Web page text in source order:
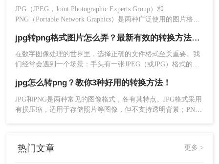
富的图片；而PNG是一种无损压缩格式，支持透明背景，适合
保存需要高质量和透明度的图片。那么jpg如何转png格式呢？
本文将为您介绍几种简单有效的方法，帮助您轻松将JPG格式
的图片转换为PNG格式。
JPG（JPEG，Joint Photographic Experts Group）和
PNG（Portable Network Graphics）是两种广泛使用的图片格
支持有损压缩，能在保持较好图像质量的同时减小文件大小。
而PNG则常用于需要透明背景或无损压缩的场合。那么jpg如何
转换为png呢？，以下是一些方法和步骤。
jpg转png格式图片怎么弄？最新有效的转换方法终极指南！
在数字图像处理的世界里，选择正确的文件格式至关重要。我
们经常会遇到一个场景：手头有一张JPEG（或JPG）格式的图
必须将其转换为PNG格式。虽然听起来简单，但不同的转换方
法在便捷性、质量和控制力上差异巨大。那么jpg转png格式图
片怎么弄呢？
jpg怎么转png？教你3种好用的转换方法！
JPG和PNG是两种常见的图像格式，各有其特点。JPG格式采用
有损压缩，适用于存储照片等图像，但不支持透明背景；PNG
热门文章 更多 >